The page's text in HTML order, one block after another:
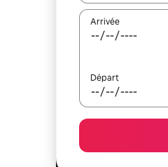
Arrivée
Départ